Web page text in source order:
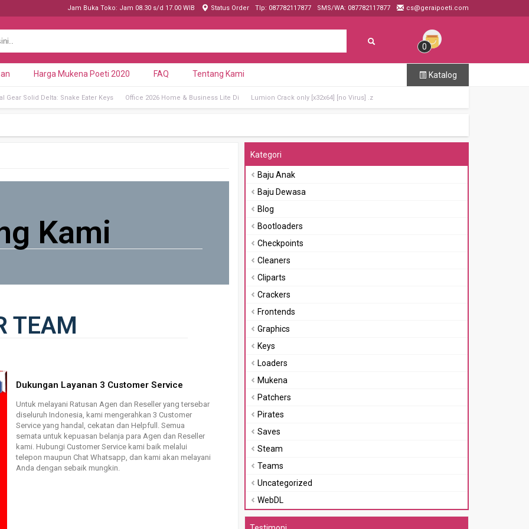
Jam Buka Toko: Jam 08.30 s/d 17.00 WIB Status Order Tlp: 087782117877 SMS/WA: 087782117877 cs@geraipoeti.com
0
Harga Mukena Poeti 2020 FAQ Tentang Kami Katalog
Gear Solid Delta: Snake Eater Keys Office 2026 Home & Business Lite Di Lumion Crack only [x32x64] [no Virus] .z
Kami
TEAM
Dukungan Layanan 3 Customer Service
Untuk melayani Ratusan Agen dan Reseller yang tersebar
diseluruh Indonesia, kami mengerahkan 3 Customer
Service yang handal, cekatan dan Helpfull. Semua
semata untuk kepuasan belanja para Agen dan Reseller
kami. Hubungi Customer Service kami baik melalui
telepon maupun Chat Whatsapp, dan kami akan melayani
Anda dengan sebaik mungkin.
Kategori
Baju Anak
Baju Dewasa
Blog
Bootloaders
Checkpoints
Cleaners
Cliparts
Crackers
Frontends
Graphics
Keys
Loaders
Mukena
Patchers
Pirates
Saves
Steam
Teams
Uncategorized
WebDL